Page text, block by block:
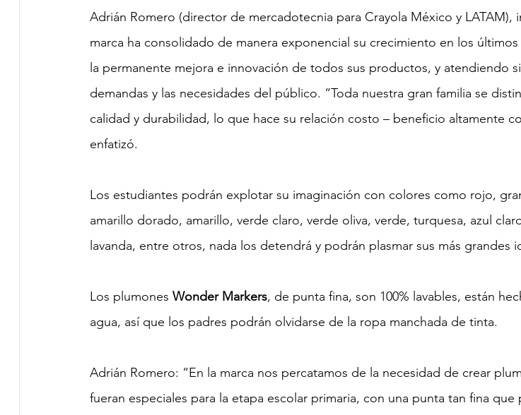
Adrián Romero (director de mercadotecnia para Crayola México y LATAM),
marca ha consolidado de manera exponencial su crecimiento en los últimos
la permanente mejora e innovación de todos sus productos, y atendiendo
demandas y las necesidades del público. “Toda nuestra gran familia se
calidad y durabilidad, lo que hace su relación costo – beneficio altamente
enfatizó.
Los estudiantes podrán explotar su imaginación con colores como rojo,
amarillo dorado, amarillo, verde claro, verde oliva, verde, turquesa, azul
lavanda, entre otros, nada los detendrá y podrán plasmar sus más grandes
Los plumones Wonder Markers, de punta fina, son 100% lavables, están
agua, así que los padres podrán olvidarse de la ropa manchada de tinta.
Adrián Romero: “En la marca nos percatamos de la necesidad de crear
fueran especiales para la etapa escolar primaria, con una punta tan fina que